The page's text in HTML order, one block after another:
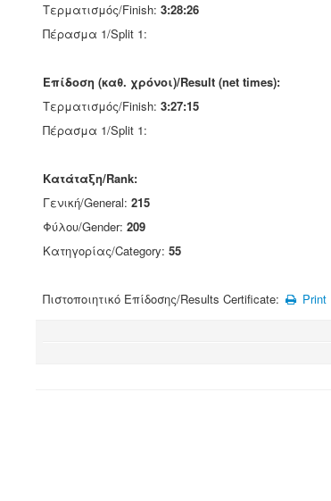
Τερματισμός/Finish: 3:28:26
Πέρασμα 1/Split 1:
Επίδοση (καθ. χρόνοι)/Result (net times):
Τερματισμός/Finish: 3:27:15
Πέρασμα 1/Split 1:
Κατάταξη/Rank:
Γενική/General: 215
Φύλου/Gender: 209
Κατηγορίας/Category: 55
Πιστοποιητικό Επίδοσης/Results Certificate: Print